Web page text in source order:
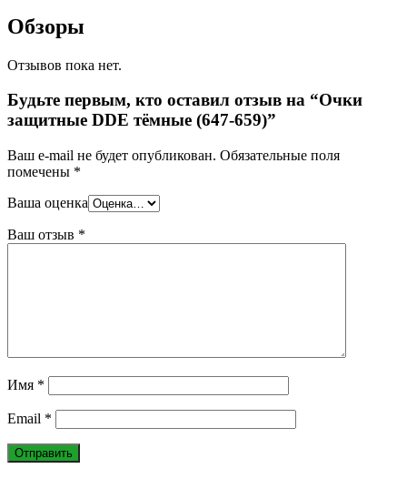
Обзоры
Отзывов пока нет.
Будьте первым, кто оставил отзыв на “Очки
защитные DDE тёмные (647-659)”
Ваш e-mail не будет опубликован. Обязательные поля
помечены *
Ваша оценка
Ваш отзыв *
Имя *
Email *